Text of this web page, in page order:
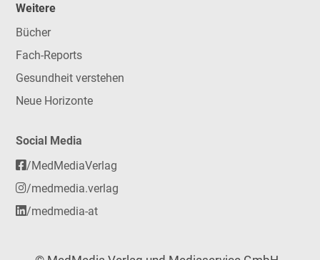
Weitere
Bücher
Fach-Reports
Gesundheit verstehen
Neue Horizonte
Social Media
/MedMediaVerlag
/medmedia.verlag
/medmedia-at